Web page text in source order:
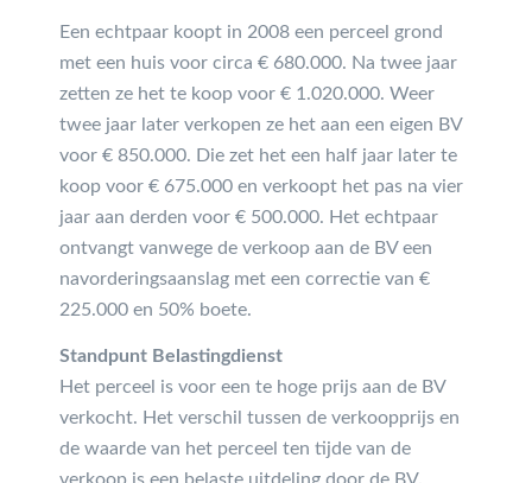
Een echtpaar koopt in 2008 een perceel grond
met een huis voor circa € 680.000. Na twee jaar
zetten ze het te koop voor € 1.020.000. Weer
twee jaar later verkopen ze het aan een eigen BV
voor € 850.000. Die zet het een half jaar later te
koop voor € 675.000 en verkoopt het pas na vier
jaar aan derden voor € 500.000. Het echtpaar
ontvangt vanwege de verkoop aan de BV een
navorderingsaanslag met een correctie van €
225.000 en 50% boete.
Standpunt Belastingdienst
Het perceel is voor een te hoge prijs aan de BV
verkocht. Het verschil tussen de verkoopprijs en
de waarde van het perceel ten tijde van de